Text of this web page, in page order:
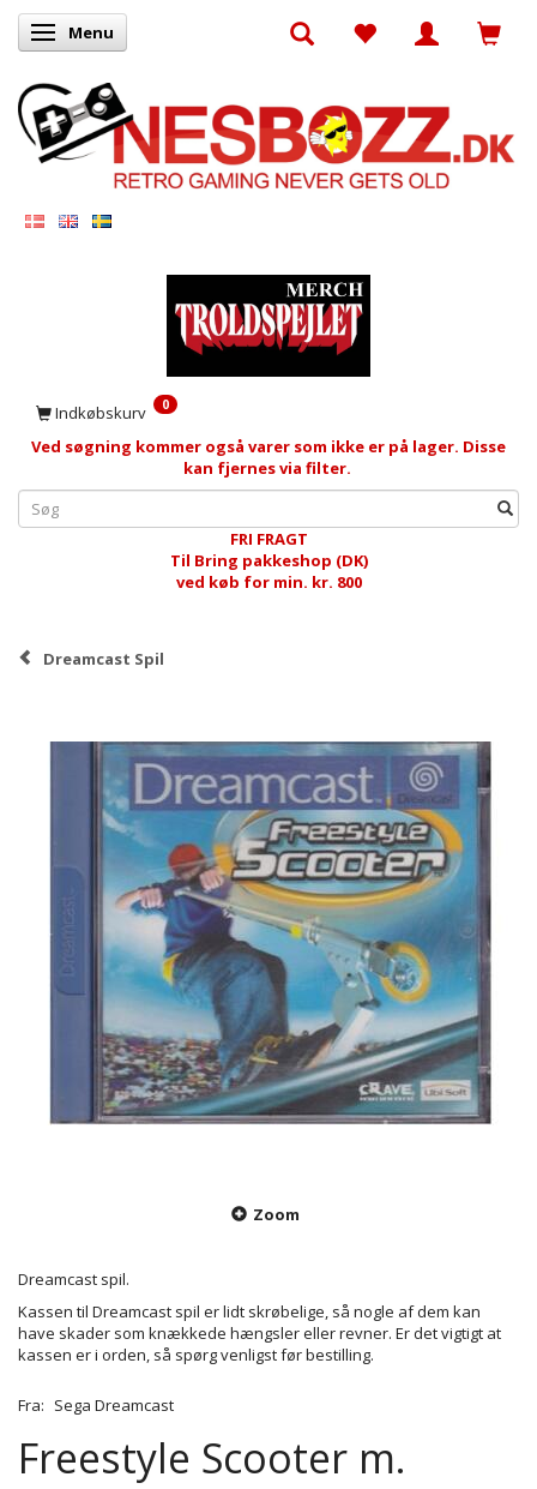
Skifte navigation
Menu
Indkøbskurv 0
Ved søgning kommer også varer som ikke er på lager. Disse
kan fjernes via filter.
FRI FRAGT
Til Bring pakkeshop (DK)
ved køb for min. kr. 800
Dreamcast Spil
Zoom
Dreamcast spil.
Kassen til Dreamcast spil er lidt skrøbelige, så nogle af dem kan
have skader som knækkede hængsler eller revner. Er det vigtigt at
kassen er i orden, så spørg venligst før bestilling.
Fra: Sega Dreamcast
Freestyle Scooter m.